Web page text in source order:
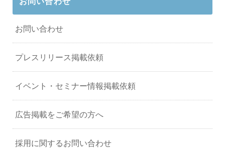
お問い合わせ
プレスリリース掲載依頼
イベント・セミナー情報掲載依頼
広告掲載をご希望の方へ
採用に関するお問い合わせ